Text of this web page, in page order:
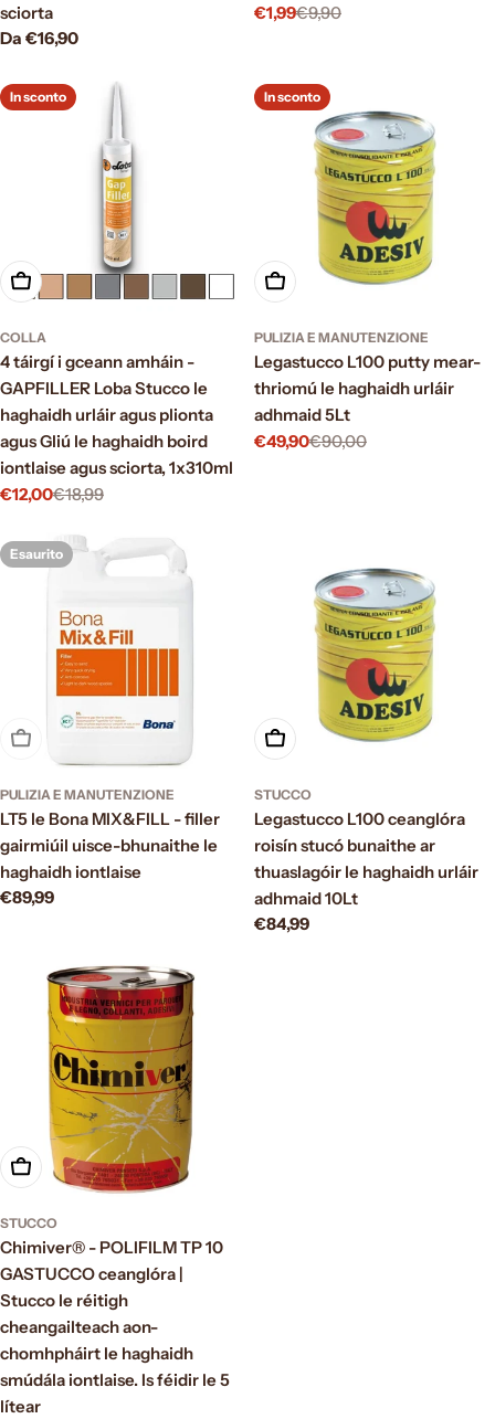
sciorta
Prezzo
Da €16,90
Prezzo
€1,99
Prezzo€9,90
In sconto
Scegli le opzioni
COLLA
4 táirgí i gceann amháin -
GAPFILLER Loba Stucco le
haghaidh urláir agus plionta
agus Gliú le haghaidh boird
iontlaise agus sciorta, 1x310ml
Prezzo
vendita
€12,00
Prezzo€18,99
In sconto
Aggiungi al carrello
PULIZIA E MANUTENZIONE
Legastucco L100 putty mear-
thriomú le haghaidh urláir
adhmaid 5Lt
Prezzo
€49,90
Prezzo€90,00
Esaurito
Esaurito
PULIZIA E MANUTENZIONE
LT5 le Bona MIX&FILL - filler
gairmiúil uisce-bhunaithe le
haghaidh iontlaise
Prezzo
€89,99
Aggiungi al carrello
STUCCO
Legastucco L100 ceanglóra
roisín stucó bunaithe ar
thuaslagóir le haghaidh urláir
adhmaid 10Lt
Prezzo
€84,99
Scegli le opzioni
STUCCO
Chimiver® - POLIFILM TP 10
GASTUCCO ceanglóra |
Stucco le réitigh
cheangailteach aon-
chomhpháirt le haghaidh
smúdála iontlaise. Is féidir le 5
lítear